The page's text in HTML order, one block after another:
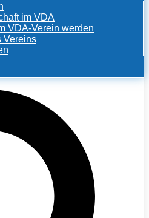
im VDA
VDA-Verein werden
Vereins